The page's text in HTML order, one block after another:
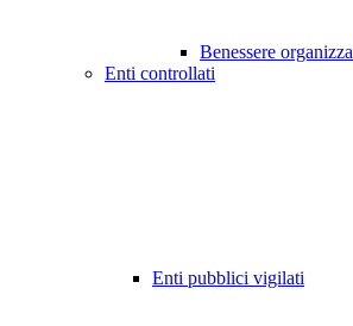
Benessere
Enti controllati
Enti pubblici vigilati